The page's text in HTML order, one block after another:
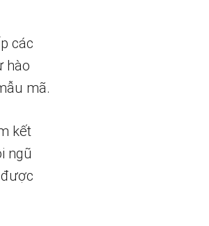
các
hào
mã.
kết
ngũ